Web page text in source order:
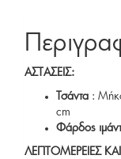
ΑΣΤΑΣΕΙΣ:
Τσάντα :
cm
Φάρδος
ΛΕΠΤΟΜΕΡΕΙΕΣ